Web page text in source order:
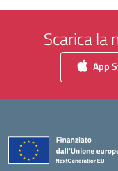
Scarica la
App